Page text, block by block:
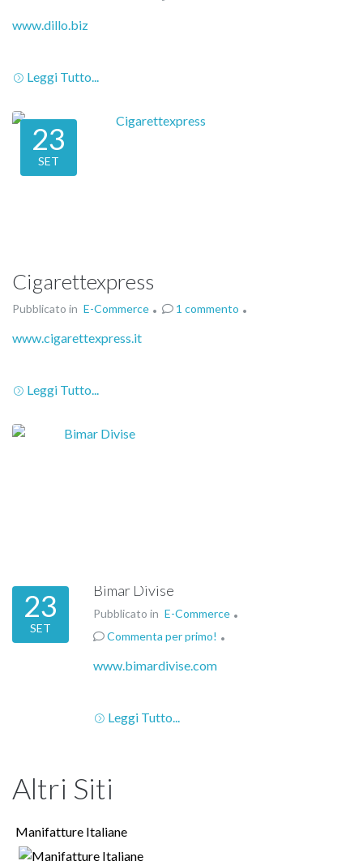
www.dillo.biz
Leggi Tutto...
23
SET
Cigarettexpress
Pubblicato in E-Commerce 1 commento
www.cigarettexpress.it
Leggi Tutto...
23
SET
Bimar Divise
Pubblicato in E-Commerce
Commenta per primo!
www.bimardivise.com
Leggi Tutto...
Altri Siti
Manifatture Italiane